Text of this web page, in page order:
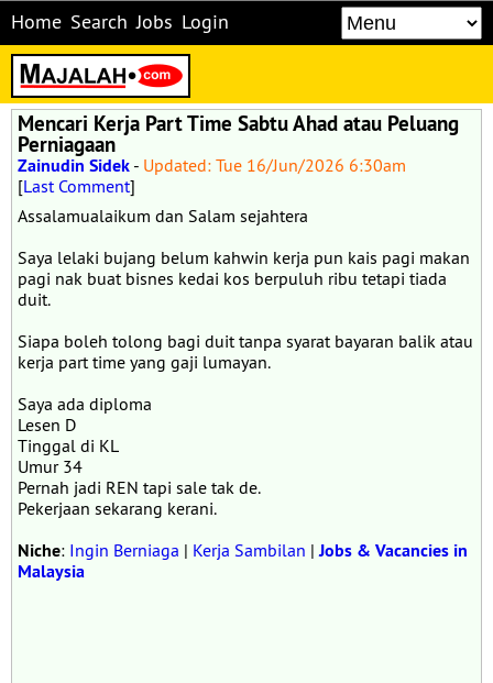
Home Search Jobs Login
Mencari Kerja Part Time Sabtu Ahad atau Peluang
Perniagaan
Zainudin Sidek - Updated: Tue 16/Jun/2026 6:30am
[Last Comment]
Assalamualaikum dan Salam sejahtera
Saya lelaki bujang belum kahwin kerja pun kais pagi makan
pagi nak buat bisnes kedai kos berpuluh ribu tetapi tiada
duit.
Siapa boleh tolong bagi duit tanpa syarat bayaran balik atau
kerja part time yang gaji lumayan.
Saya ada diploma
Lesen D
Tinggal di KL
Umur 34
Pernah jadi REN tapi sale tak de.
Pekerjaan sekarang kerani.
Niche: Ingin Berniaga | Kerja Sambilan |Jobs & Vacancies in
Malaysia